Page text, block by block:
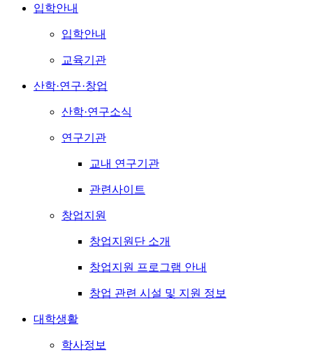
입학안내
입학안내
교육기관
산학·연구·창업
산학·연구소식
연구기관
교내 연구기관
관련사이트
창업지원
창업지원단 소개
창업지원 프로그램 안내
창업 관련 시설 및 지원 정보
대학생활
학사정보